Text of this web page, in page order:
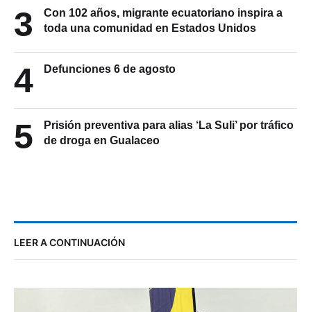
3
Con 102 años, migrante ecuatoriano inspira a
toda una comunidad en Estados Unidos
4 Defunciones 6 de agosto
5
Prisión preventiva para alias ‘La Suli’ por tráfico
de droga en Gualaceo
LEER A CONTINUACIÓN